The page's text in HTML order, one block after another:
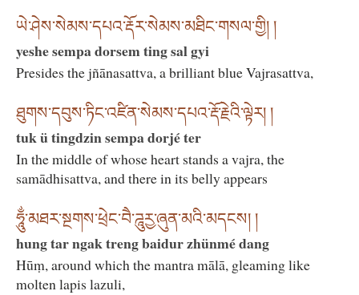
ཡེ་ཤེས་སེམས་དཔའ་རྡོར་སེམས་མཐིང་གསལ་གྱི། །
yeshe sempa dorsem ting sal gyi
Presides the jñānasattva, a brilliant blue Vajrasattva,
ཐུགས་དབུས་ཏིང་འཛིན་སེམས་དཔའ་རྡོ་རྗེའི་ལྟེར། །
tuk ü tingdzin sempa dorjé ter
In the middle of whose heart stands a vajra, the
samādhisattva, and there in its belly appears
ཧཱུྂ་མཐར་སྔགས་ཕྲེང་བཻ་ཌཱུརྱ་ཞུན་མའི་མདངས། །
hung tar ngak treng baidur zhünmé dang
Hūṃ, around which the mantra mālā, gleaming like
molten lapis lazuli,